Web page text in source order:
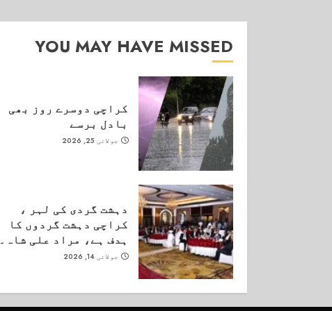
YOU MAY HAVE MISSED
کراچی دوسرے روز بھی
بادل برسے
جولائی 25, 2026
دہشت گردی کی لہر ،
کراچی دہشت گردوں کا
ہدف ہے، مراد علی شاہ۔
جولائی 14, 2026